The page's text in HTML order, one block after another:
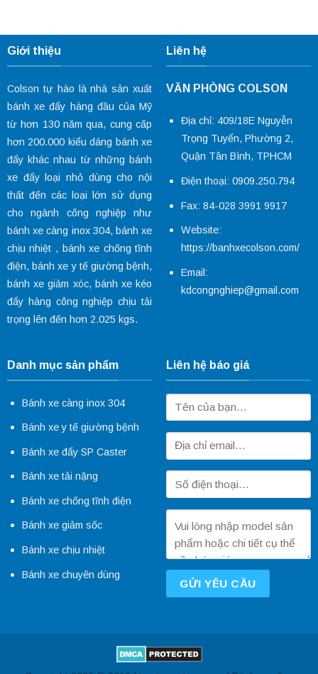
Giới thiệu
Colson tự hào là nhà sản xuất
bánh xe đẩy hàng đầu của Mỹ
từ hơn 130 năm qua, cung cấp
hơn 200.000 kiểu dáng bánh xe
đẩykhác nhau từ những bánh
xe đẩy loại nhỏ dùng cho nội
thất đến các loại lớn sử dụng
cho ngành công nghiệp như
bánh xe càng inox 304, bánh xe
chịu nhiệt , bánh xe chống tĩnh
điện, bánh xe y tếgiường bệnh,
bánh xe giảm xóc, bánh xe kéo
đẩy hàng công nghiệp chịu tải
trọng lên đến hơn 2.025 kgs.
Liên hệ
VĂN PHÒNG COLSON
Địa chỉ: 409/18E Nguyễn
Trọng Tuyển, Phường 2,
Quận Tân Bình, TPHCM
Điện thoại: 0909.250.794
Fax: 84-028 3991 9917
Website:
https://banhxecolson.com/
Email:
kdcongnghiep@gmail.com
Danh mục sản phẩm
Bánh xe càng inox 304
Bánh xe y tế giường bệnh
Bánh xe đẩy SP Caster
Bánh xe tải nặng
Bánh xe chống tĩnh điện
Bánh xe giảm sốc
Bánh xe chịu nhiệt
Bánh xe chuyên dùng
Liên hệ báo giá